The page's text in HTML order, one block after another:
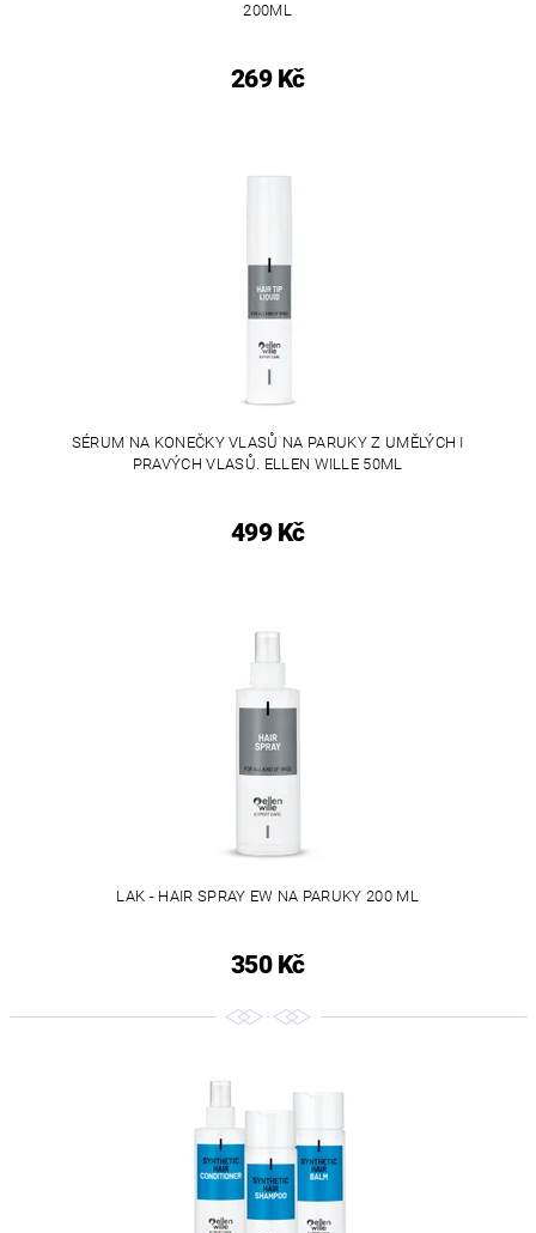
200ML
269 Kč
SÉRUM NA KONEČKY VLASŮ NA PARUKY Z UMĚLÝCH I
PRAVÝCH VLASŮ. ELLEN WILLE 50ML
499 Kč
LAK - HAIR SPRAY EW NA PARUKY 200 ML
350 Kč